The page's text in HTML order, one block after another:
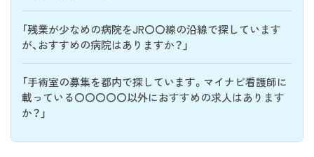
「残業が少なめの病院をJR〇〇線の沿線で探しています
が、おすすめの病院はありますか？」
「手術室の募集を都内で探しています。マイナビ看護師に
載っている〇〇〇〇〇以外におすすめの求人はあります
か？」